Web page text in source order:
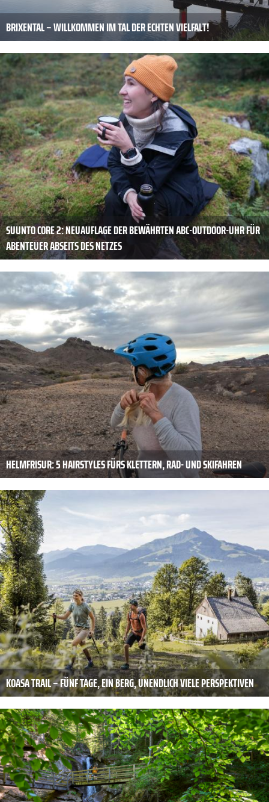
BRIXENTAL – WILLKOMMEN IM TAL DER ECHTEN VIELFALT!
SUUNTO CORE 2: NEUAUFLAGE DER BEWÄHRTEN ABC-OUTDOOR-UHR FÜR
ABENTEUER ABSEITS DES NETZES
HELMFRISUR: 5 HAIRSTYLES FÜRS KLETTERN, RAD- UND SKIFAHREN
KOASA TRAIL – FÜNF TAGE, EIN BERG, UNENDLICH VIELE PERSPEKTIVEN